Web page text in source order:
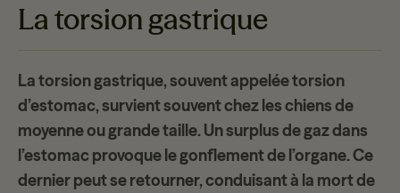
La torsion gastrique
La torsion gastrique, souvent appeléetorsion
d’estomac, survient souvent chez les chiens de
moyenne ou grande taille. Un surplus de gaz dans
l’estomac provoque le gonflement de l’organe. Ce
dernier peut se retourner, conduisant à la mort de